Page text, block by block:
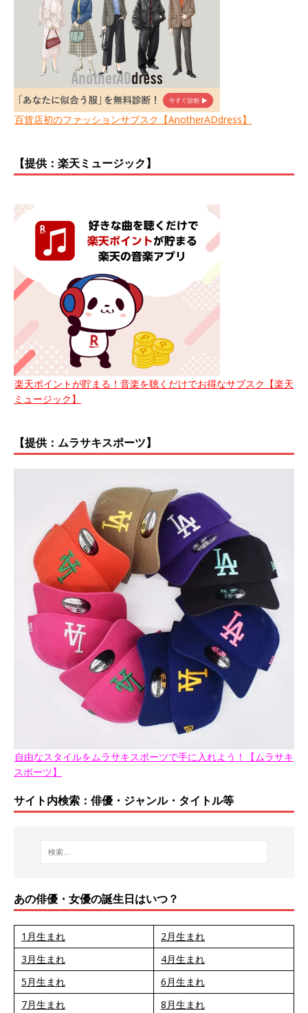
百貨店初のファッションサブスク【AnotherADdress】
【提供：楽天ミュージック】
楽天ポイントが貯まる！音楽を聴くだけでお得なサブスク【楽天
ミュージック】
【提供：ムラサキスポーツ】
自由なスタイルをムラサキスポーツで手に入れよう！【ムラサキ
スポーツ】
サイト内検索：俳優・ジャンル・タイトル等
あの俳優・女優の誕生日はいつ？
1月生まれ
2月生まれ
3月生まれ
4月生まれ
5月生まれ
6月生まれ
7月生まれ
8月生まれ